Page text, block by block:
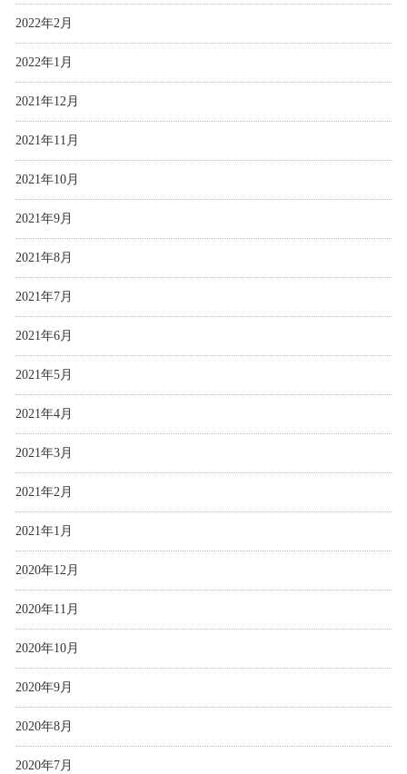
2022年2月
2022年1月
2021年12月
2021年11月
2021年10月
2021年9月
2021年8月
2021年7月
2021年6月
2021年5月
2021年4月
2021年3月
2021年2月
2021年1月
2020年12月
2020年11月
2020年10月
2020年9月
2020年8月
2020年7月